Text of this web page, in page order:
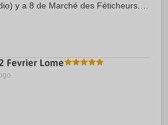
y a 8 de Marché des Féticheurs.
...
Fevrier Lome